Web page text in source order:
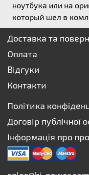
ноутбука или на
который шел в
Доставка та
Оплата
Відгуки
Контакти
Політика
Договір публічної
Інформація про